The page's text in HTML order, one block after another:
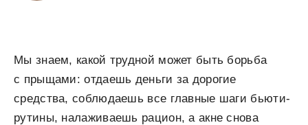
Мы знаем, какой трудной может быть борьба
с прыщами: отдаешь деньги за дорогие
средства, соблюдаешь все главные шаги бьюти-
рутины, налаживаешь рацион, а акне снова